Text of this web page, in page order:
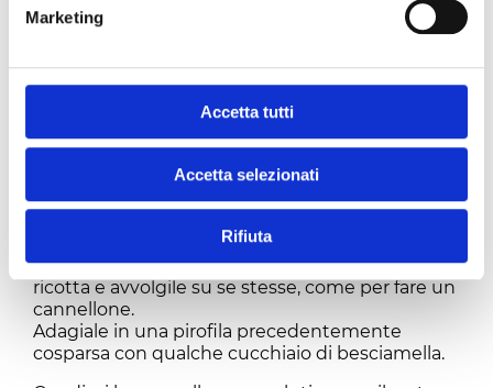
Marketing
Accetta tutti
Accetta selezionati
Rifiuta
modo che si tosti e perda il sentore di crudo.
Aggiungi poi il latte freddo a filo, continuando a
Lascia cuocere una decina di minuti,
assoda. Regola di sale e noce moscata.
leggermente con una noce di burro e cuoci le
crespelle a fuoco medio basso, pochi minuti per
Spalma ogni crespella con lacrema di spinacie
ricotta e avvolgile su se stesse, come per fare un
cannellone.
Adagiale in una pirofila precedentemente
cosparsa con qualche cucchiaio di besciamella.